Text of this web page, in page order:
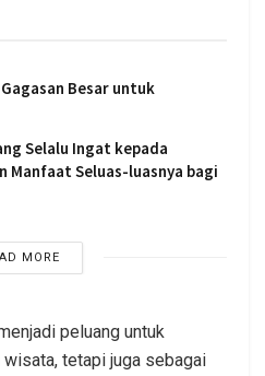
Besar untuk
Selalu Ingat kepada
Manfaat Seluas-luasnya bagi
MORE
peluang untuk
tetapi juga sebagai